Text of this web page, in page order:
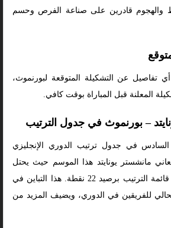
والهجوم قادرين على صناعة الفرص وحسم
أي تفاصيل عن التشكيلة المتوقعة لبورنموث،
المعلنة قبل المباراة بوقت كافي.
– بورنموث في جدول الترتيب
في جدول ترتيب الدوري الإنجليزي
بينما يعاني مانشستر يونايتد هذا الموسم حيث يحتل
المركز الثالث عشر في قائمة الترتيب برصيد 22 نقطة. هذا التباين في
للفريقين في الدوري، ويضيف المزيد من